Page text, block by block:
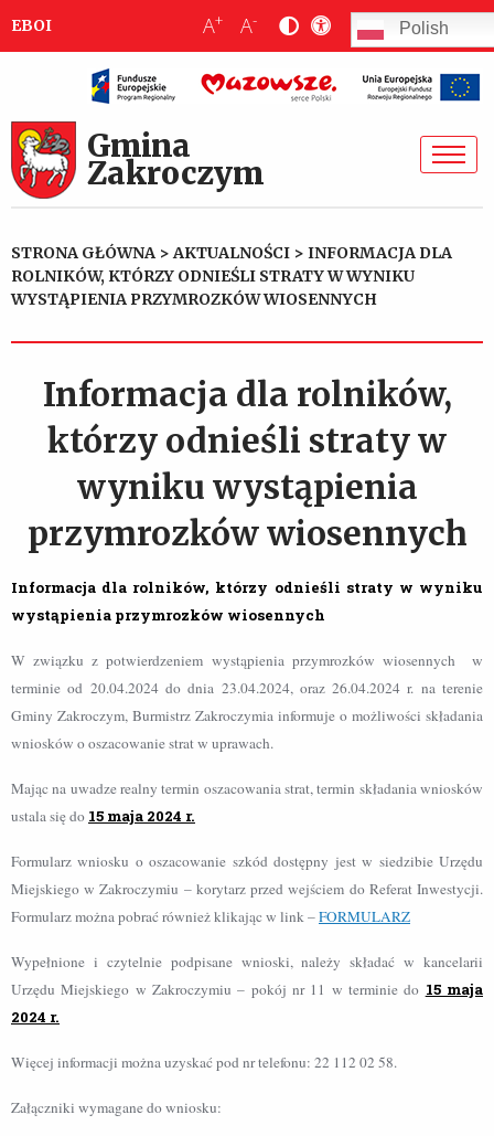
EBOI A+ A- Polish
Gmina
Zakroczym
STRONA GŁÓWNA >AKTUALNOŚCI > INFORMACJA DLA
ROLNIKÓW, KTÓRZY ODNIEŚLI STRATY W WYNIKU
WYSTĄPIENIA PRZYMROZKÓW WIOSENNYCH
Informacja dla rolników,
którzy odnieśli straty w
wyniku wystąpienia
przymrozków wiosennych
Informacja dla rolników, którzy odnieśli straty w wyniku
wystąpienia przymrozków wiosennych
W związku z potwierdzeniem wystąpienia przymrozków wiosennych w
terminie od 20.04.2024 do dnia 23.04.2024, oraz 26.04.2024 r. na terenie
Gminy Zakroczym, Burmistrz Zakroczymia informuje o możliwości składania
wniosków o oszacowanie strat w uprawach.
Mając na uwadze realny termin oszacowania strat, termin składania wniosków
ustala się do 15 maja 2024 r.
Formularz wniosku o oszacowanie szkód dostępny jest w siedzibie Urzędu
Miejskiego w Zakroczymiu – korytarz przed wejściem do Referat Inwestycji.
Formularz można pobrać również klikając w link –FORMULARZ
Wypełnione i czytelnie podpisane wnioski, należy składać w kancelarii
Urzędu Miejskiego w Zakroczymiu – pokój nr 11 w terminie do 15 maja
2024 r.
Więcej informacji można uzyskać pod nr telefonu: 22 112 02 58.
Załączniki wymagane do wniosku: